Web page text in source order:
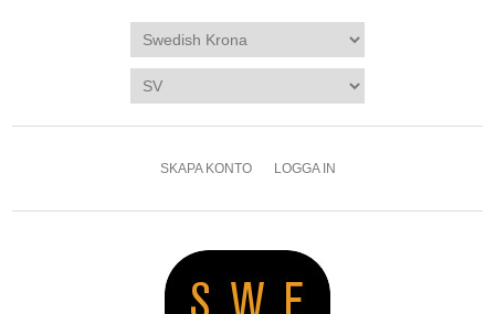
SKAPA KONTO LOGGA IN